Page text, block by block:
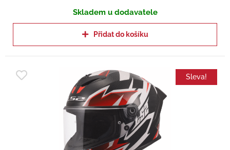
Skladem u dodavatele
Přidat do košíku
Sleva!